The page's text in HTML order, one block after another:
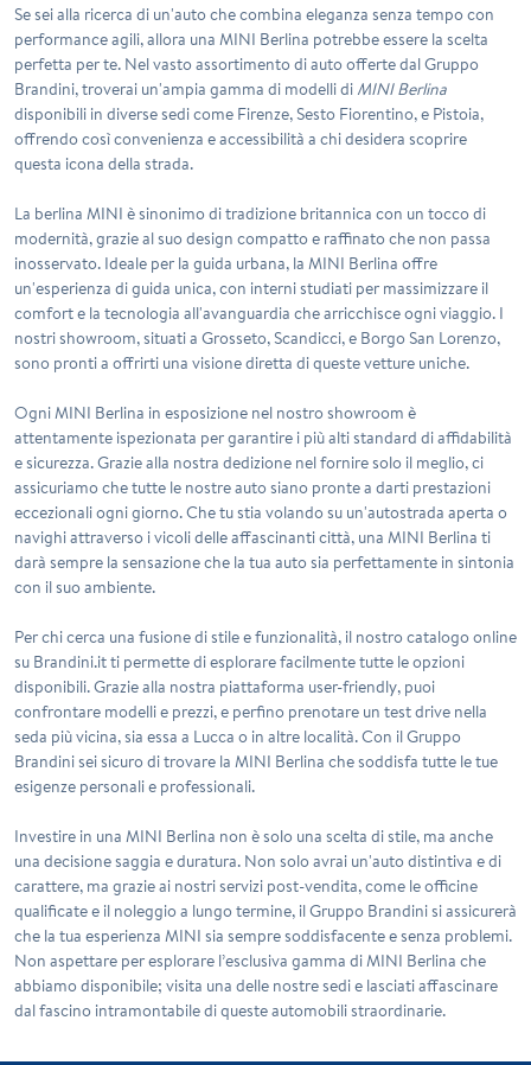
Se sei alla ricerca di un'auto che combina eleganza senza tempo con
performance agili, allora una MINI Berlina potrebbe essere la scelta
perfetta per te. Nel vasto assortimento di auto offerte dal Gruppo
Brandini, troverai un'ampia gamma di modelli di MINI Berlina
disponibili in diverse sedi come Firenze, Sesto Fiorentino, e Pistoia,
offrendo così convenienza e accessibilità a chi desidera scoprire
questa icona della strada.
La berlina MINI è sinonimo di tradizione britannica con un tocco di
modernità, grazie al suo design compatto e raffinato che non passa
inosservato. Ideale per la guida urbana, la MINI Berlina offre
un'esperienza di guida unica, con interni studiati per massimizzare il
comfort e la tecnologia all'avanguardia che arricchisce ogni viaggio. I
nostri showroom, situati a Grosseto, Scandicci, e Borgo San Lorenzo,
sono pronti a offrirti una visione diretta di queste vetture uniche.
Ogni MINI Berlina in esposizione nel nostro showroom è
attentamente ispezionata per garantire i più alti standard di affidabilità
e sicurezza. Grazie alla nostra dedizione nel fornire solo il meglio, ci
assicuriamo che tutte le nostre auto siano pronte a darti prestazioni
eccezionali ogni giorno. Che tu stia volando su un'autostrada aperta o
navighi attraverso i vicoli delle affascinanti città, una MINI Berlina ti
darà sempre la sensazione che la tua auto sia perfettamente in sintonia
con il suo ambiente.
Per chi cerca una fusione di stile e funzionalità, il nostro catalogo online
su Brandini.it ti permette di esplorare facilmente tutte le opzioni
disponibili. Grazie alla nostra piattaforma user-friendly, puoi
confrontare modelli e prezzi, e perfino prenotare un test drive nella
seda più vicina, sia essa a Lucca o in altre località. Con il Gruppo
Brandini sei sicuro di trovare la MINI Berlina che soddisfa tutte le tue
esigenze personali e professionali.
Investire in una MINI Berlina non è solo una scelta di stile, ma anche
una decisione saggia e duratura. Non solo avrai un'auto distintiva e di
carattere, ma grazie ai nostri servizi post-vendita, come le officine
qualificate e il noleggio a lungo termine, il Gruppo Brandini si assicurerà
che la tua esperienza MINI sia sempre soddisfacente e senza problemi.
Non aspettare per esplorare l’esclusiva gamma di MINI Berlina che
abbiamo disponibile; visita una delle nostre sedi e lasciati affascinare
dal fascino intramontabile di queste automobili straordinarie.